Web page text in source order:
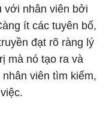
với nhân viên bởi
ít các tuyên bố,
đạt rõ ràng lý
mà nó tạo ra và
viên tìm kiếm,